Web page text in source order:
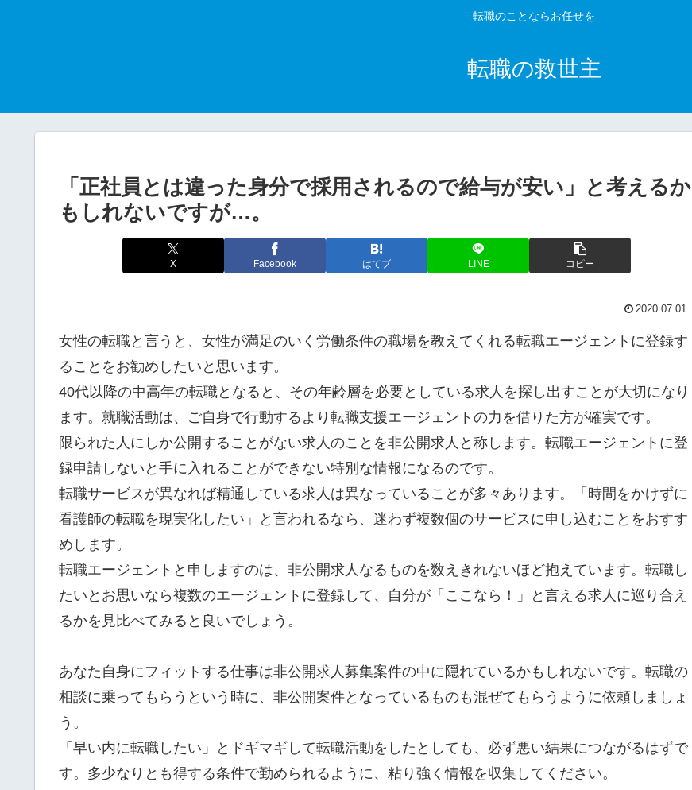
転職のことならお任せを
転職の救世主
「正社員とは違った身分で採用されるので給与が安い」と考えるか
もしれないですが…。
X Facebook はてブ LINE コピー
2020.07.01
女性の転職と言うと、女性が満足のいく労働条件の職場を教えてくれる転職エージェントに登録す
ることをお勧めしたいと思います。
40代以降の中高年の転職となると、その年齢層を必要としている求人を探し出すことが大切になり
ます。就職活動は、ご自身で行動するより転職支援エージェントの力を借りた方が確実です。
限られた人にしか公開することがない求人のことを非公開求人と称します。転職エージェントに登
録申請しないと手に入れることができない特別な情報になるのです。
転職サービスが異なれば精通している求人は異なっていることが多々あります。「時間をかけずに
看護師の転職を現実化したい」と言われるなら、迷わず複数個のサービスに申し込むことをおすす
めします。
転職エージェントと申しますのは、非公開求人なるものを数えきれないほど抱えています。転職し
たいとお思いなら複数のエージェントに登録して、自分が「ここなら！」と言える求人に巡り合え
るかを見比べてみると良いでしょう。
あなた自身にフィットする仕事は非公開求人募集案件の中に隠れているかもしれないです。転職の
相談に乗ってもらうという時に、非公開案件となっているものも混ぜてもらうように依頼しましょ
う。
「早い内に転職したい」とドギマギして転職活動をしたとしても、必ず悪い結果につながるはずで
す。多少なりとも得する条件で勤められるように、粘り強く情報を収集してください。